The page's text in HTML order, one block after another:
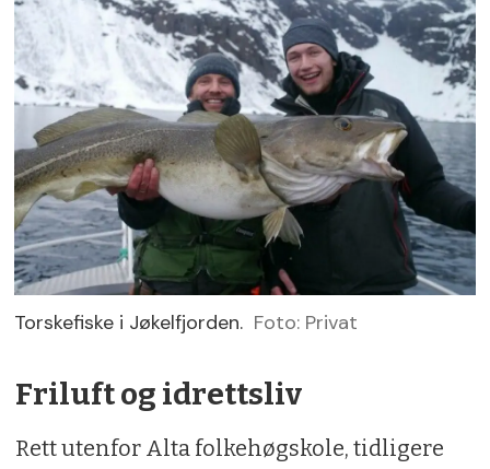
Torskefiske i Jøkelfjorden. Foto: Privat
Friluft og idrettsliv
Rett utenfor Alta folkehøgskole, tidligere